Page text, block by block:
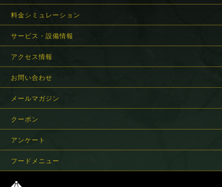
料金シミュレーション
サービス・設備情報
アクセス情報
お問い合わせ
メールマガジン
クーポン
アンケート
フードメニュー